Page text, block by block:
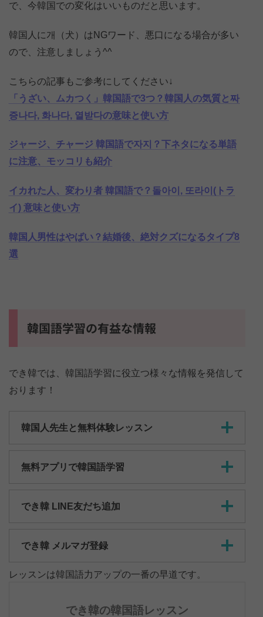
で、今韓国での変化はいいものだと思います。
韓国人に개（犬）はNGワード、悪口になる場合が多い
ので、注意しましょう^^
こちらの記事もご参考にしてください↓
「うざい、ムカつく」韓国語で3つ？韓国人の気質と짜
증나다, 화나다, 열받다の意味と使い方
ジャージ、チャージ 韓国語で자지？下ネタになる単語
に注意、モッコリも紹介
イカれた人、変わり者 韓国語で？돌아이, 또라이(トラ
イ) 意味と使い方
韓国人男性はやばい？結婚後、絶対クズになるタイプ8
選
韓国語学習の有益な情報
でき韓では、韓国語学習に役立つ様々な情報を発信して
おります！
韓国人先生と無料体験レッスン
無料アプリで韓国語学習
でき韓 LINE友だち追加
でき韓 メルマガ登録
レッスンは韓国語力アップの一番の早道です。
でき韓の韓国語レッスン